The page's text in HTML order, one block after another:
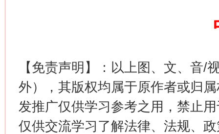
【免责声明】：以上图、文、音/
外），其版权均属于原作者或归
发推广仅供学习参考之用，禁止
仅供交流学习了解法律、法规、
谢